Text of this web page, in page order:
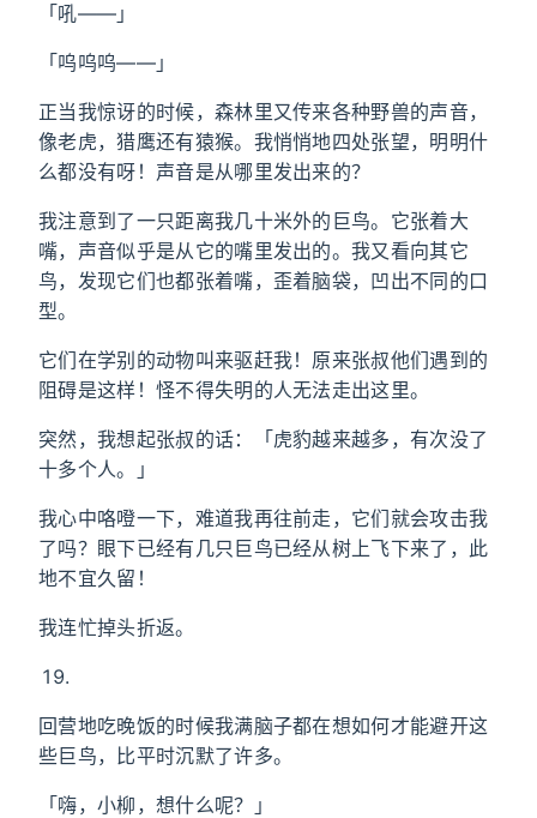
「吼——」
「呜呜呜——」
正当我惊讶的时候，森林里又传来各种野兽的声音，
像老虎，猎鹰还有猿猴。我悄悄地四处张望，明明什
么都没有呀！声音是从哪里发出来的？
我注意到了一只距离我几十米外的巨鸟。它张着大
嘴，声音似乎是从它的嘴里发出的。我又看向其它
鸟，发现它们也都张着嘴，歪着脑袋，凹出不同的口
型。
它们在学别的动物叫来驱赶我！原来张叔他们遇到的
阻碍是这样！怪不得失明的人无法走出这里。
突然，我想起张叔的话：「虎豹越来越多，有次没了
十多个人。」
我心中咯噔一下，难道我再往前走，它们就会攻击我
了吗？眼下已经有几只巨鸟已经从树上飞下来了，此
地不宜久留！
我连忙掉头折返。
回营地吃晚饭的时候我满脑子都在想如何才能避开这
些巨鸟，比平时沉默了许多。
「嗨，小柳，想什么呢？」